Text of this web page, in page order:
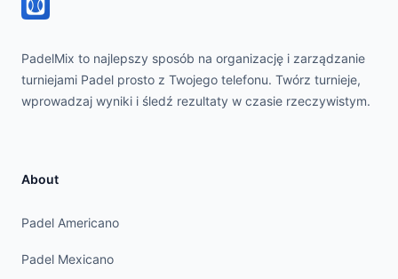
PadelMix to najlepszy sposób na organizację i zarządzanie
turniejami Padel prosto z Twojego telefonu. Twórz turnieje,
wprowadzaj wyniki i śledź rezultaty w czasie rzeczywistym.
About
Padel Americano
Padel Mexicano